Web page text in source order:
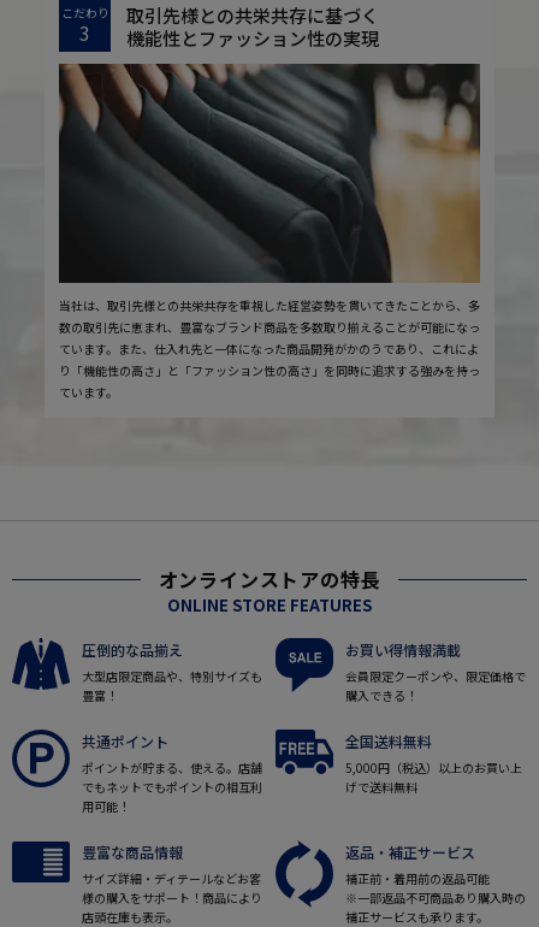
こだわり
3
取引先様との共栄共存に基づく
機能性とファッション性の実現
当社は、取引先様との共栄共存を重視した経営姿勢を貫いてきたことから、多
数の取引先に恵まれ、豊富なブランド商品を多数取り揃えることが可能になっ
ています。また、仕入れ先と一体になった商品開発がかのうであり、これによ
り「機能性の高さ」と「ファッション性の高さ」を同時に追求する強みを持っ
ています。
オンラインストアの特長
ONLINE STORE FEATURES
圧倒的な品揃え
大型店限定商品や、特別サイズも
豊富！
お買い得情報満載
会員限定クーポンや、限定価格で
購入できる！
共通ポイント
ポイントが貯まる、使える。店舗
でもネットでもポイントの相互利
用可能！
全国送料無料
5,000円（税込）以上のお買い上
げで送料無料
豊富な商品情報
サイズ詳細・ディテールなどお客
様の購入をサポート！商品により
店頭在庫も表示。
返品・補正サービス
補正前・着用前の返品可能
※一部返品不可商品あり購入時の
補正サービスも承ります。